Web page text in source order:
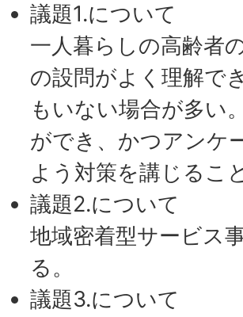
議題1.について
一人暮らしの高齢者
の設問がよく理解で
もいない場合が多い
ができ、かつアンケ
よう対策を講じるこ
議題2.について
地域密着型サービス
る。
議題3.について